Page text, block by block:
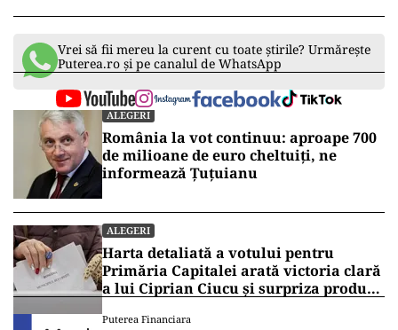
Vrei să fii mereu la curent cu toate știrile? Urmărește
Puterea.ro și pe canalul de WhatsApp
ALEGERI
România la vot continuu: aproape 700
de milioane de euro cheltuiți, ne
informează Țuțuianu
ALEGERI
Harta detaliată a votului pentru
Primăria Capitalei arată victoria clară
a lui Ciprian Ciucu și surpriza produsă
Puterea Financiara